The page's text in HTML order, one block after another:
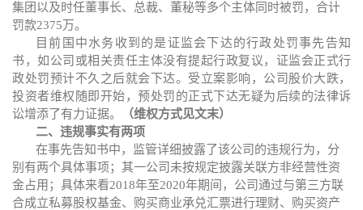
集团以及时任董事长、总裁、董秘等多个主体同时被罚， 合计
罚款2375万。
目前国中水务收到的是证监会下达的行政处罚事先告知
书，如公司或相关责任主体没有提起行政复议，证监会正式行
政处罚预计不久之后就会下达。受立案影响，公司股价大跌，
投资者维权随即开始， 预处罚的正式下达无疑为后续的法律诉
讼增添了有力证据。
（维权方式见文末）
二、违规事实有两项
在事先告知书中，监管详细披露了该公司的违规行为，分
别有两个具体事项；其一公司 未按规定披露关联方非经营性资
金占用 ； 具体来看2018年至2020年期间， 公司 通过与第三方联
合成立私募股权基金、购买商业承兑汇票进行理财、购买资产